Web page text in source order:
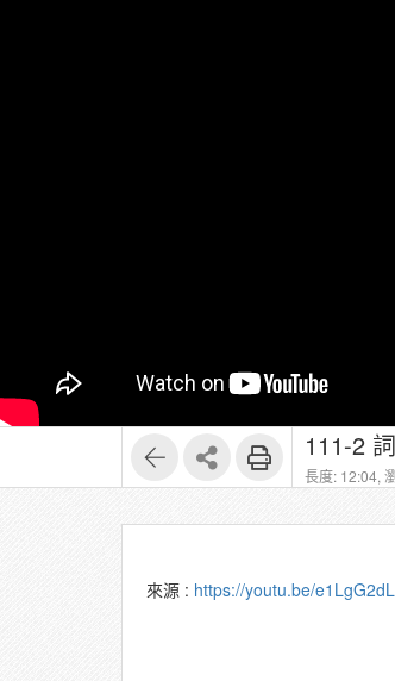
111-2
長度: 12:04,
來源 : https://youtu.be/